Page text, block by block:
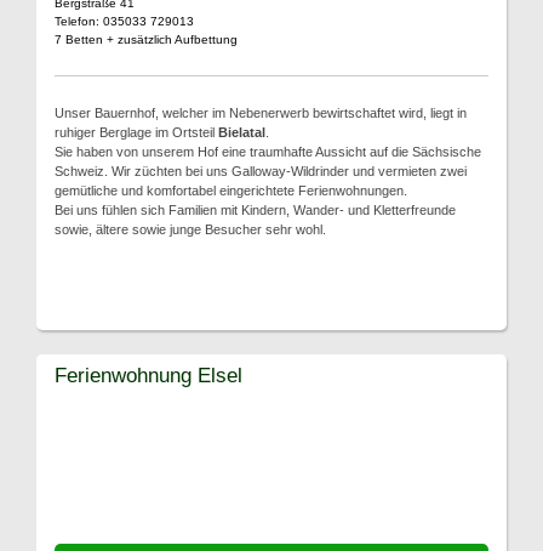
Bergstraße 41
Telefon: 035033 729013
7 Betten + zusätzlich Aufbettung
Unser Bauernhof, welcher im Nebenerwerb bewirtschaftet wird, liegt in
ruhiger Berglage im Ortsteil Bielatal
Sie haben von unserem Hof eine traumhafte Aussicht auf die Sächsische
Schweiz. Wir züchten bei uns Galloway-Wildrinder und vermieten zwei
gemütliche und komfortabel eingerichtete Ferienwohnungen.
Bei uns fühlen sich Familien mit Kindern, Wander- und Kletterfreunde
sowie, ältere sowie junge Besucher sehr wohl.
Ferienwohnung Elsel